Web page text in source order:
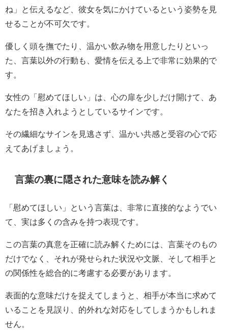
ね」と伝えるなど、彼女を気にかけているという姿勢を見
せることが不可欠です。
優しく頭を撫でたり、温かい飲み物を用意したりといっ
た、言葉以外の行動も、愛情を伝える上で非常に効果的で
す。
女性の「慰めてほしい」は、心の扉を少しだけ開けて、あ
なたを招き入れようとしているサインです。
その繊細なサインを見逃さず、温かい共感と受容の心で応
えてあげましょう。
言葉の裏に隠された意味を読み解く
「慰めてほしい」という言葉は、非常に直接的なようでい
て、実は多くの含みを持つ表現です。
この言葉の真意を正確に読み解くためには、言葉そのもの
だけでなく、それが発せられた状況や文脈、そして相手と
の関係性を総合的に考慮する必要があります。
表面的な意味だけを捉えてしまうと、相手が本当に求めて
いることを見誤り、的外れな対応をしてしまうかもしれま
せん。